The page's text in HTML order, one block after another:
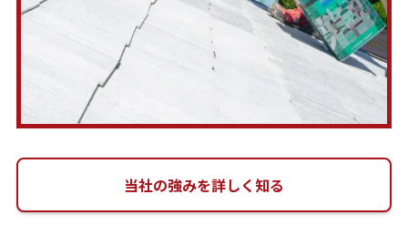
当社の強みを詳しく知る